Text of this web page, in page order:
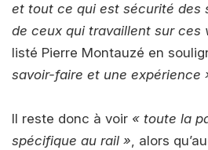
et tout ce qui est sécurité des
de ceux qui travaillent sur ces
listé Pierre Montauzé en
savoir-faire et une expérience
Il reste donc à voir « toute la
spécifique au rail », alors